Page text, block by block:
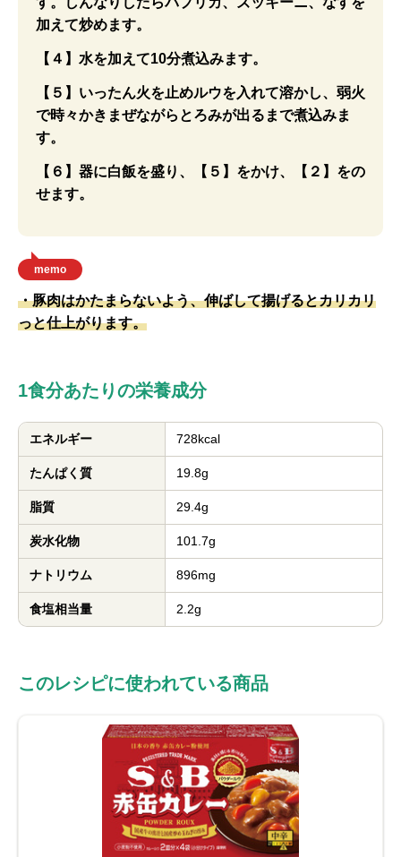
加えて炒めます。
【４】水を加えて10分煮込みます。
【５】いったん火を止めルウを入れて溶かし、弱火
で時々かきまぜながらとろみが出るまで煮込みま
す。
【６】器に白飯を盛り、【５】をかけ、【２】をの
せます。
memo
・豚肉はかたまらないよう、伸ばして揚げるとカリカリ
っと仕上がります。
1食分あたりの栄養成分
エネルギー 728kcal
たんぱく質 19.8g
脂質 29.4g
炭水化物 101.7g
ナトリウム 896mg
食塩相当量 2.2g
このレシピに使われている商品